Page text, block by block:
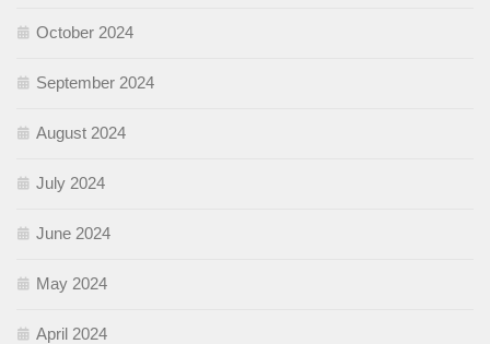
October 2024
September 2024
August 2024
July 2024
June 2024
May 2024
April 2024